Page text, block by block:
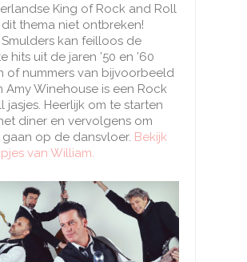
King of Rock and Roll
thema niet ontbreken!
kan feilloos de
hits uit de jaren ’50 en ’60
of nummers van bijvoorbeeld
Amy Winehouse is een Rock
jasjes. Heerlijk om te starten
diner en vervolgens om
op de dansvloer. Bekijk
van William.